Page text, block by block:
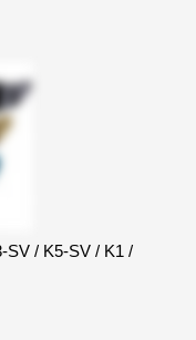
SV / K5-SV / K1 /